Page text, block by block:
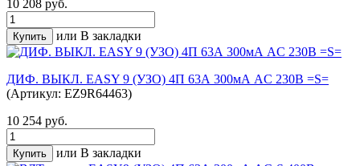
10 208 руб.
или В закладки
ДИФ. ВЫКЛ. EASY 9 (УЗО) 4П 63А 300мА AC 230В =S=
(Артикул: EZ9R64463)
10 254 руб.
или В закладки